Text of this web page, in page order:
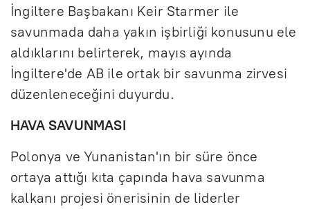
İngiltere Başbakanı Keir Starmer ile
savunmada daha yakın işbirliği konusunu ele
aldıklarını belirterek, mayıs ayında
İngiltere'de AB ile ortak bir savunma zirvesi
düzenleneceğini duyurdu.
HAVA SAVUNMASI
Polonya ve Yunanistan'ın bir süre önce
ortaya attığı kıta çapında hava savunma
kalkanı projesi önerisinin de liderler